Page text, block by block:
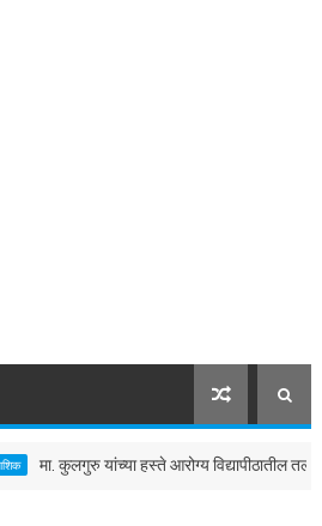
मा. कुलगुरु यांच्या हस्ते आरोग्य विद्यापीठातील तलावाचे